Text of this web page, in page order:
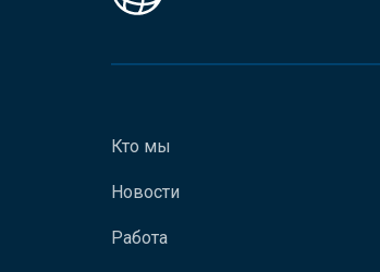
Кто мы
Новости
Работа